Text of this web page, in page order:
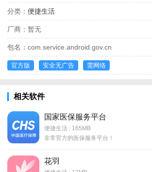
分类： 便捷生活
厂商： 暂无
包名： com.service.android.gov.cn
官方版 安全无广告 需网络
相关软件
国家医保服务平台
便捷生活 | 165MB
非常官方的医保服务平台！
花羽